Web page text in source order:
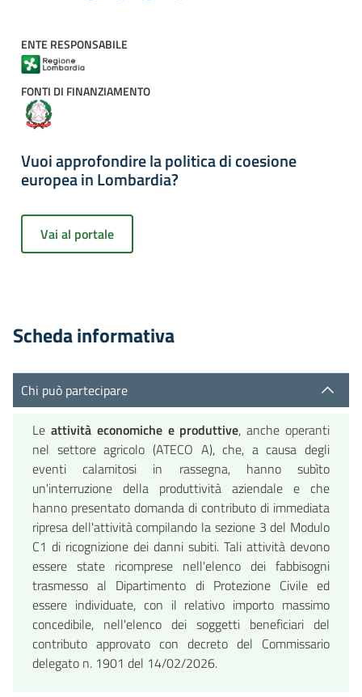
ENTE RESPONSABILE
FONTI DI FINANZIAMENTO
Vuoi approfondire la politica di coesione
europea in Lombardia?
Vai al portale
Scheda informativa
Chi può partecipare
Le attività economiche e produttive, anche operanti
nel settore agricolo (ATECO A), che, a causa degli
eventi calamitosi in rassegna, hanno subìto
un'interruzione della produttività aziendale e che
hanno presentato domanda di contributo di immediata
ripresa dell'attività compilando la sezione 3 del Modulo
C1 di ricognizione dei danni subiti. Tali attività devono
essere state ricomprese nell'elenco dei fabbisogni
trasmesso al Dipartimento di Protezione Civile ed
essere individuate, con il relativo importo massimo
concedibile, nell'elenco dei soggetti beneficiari del
contributo approvato con decreto del Commissario
delegato n. 1901 del 14/02/2026.